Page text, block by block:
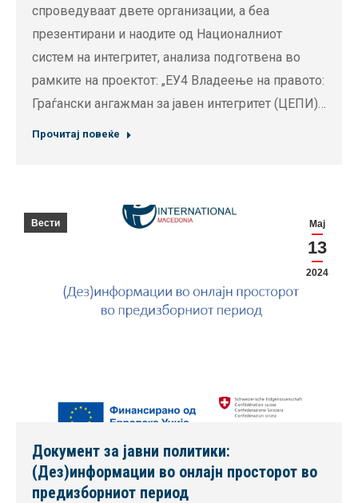
спроведуваат двете организации, а беа
презентирани и наодите од Националниот
систем на интегритет, анализа подготвена во
рамките на проектот: „ЕУ4 Владеење на правото:
Граѓански ангажман за јавен интегритет (ЦЕПИ)…
Прочитај повеќе
Мај
13
2024
Вести
Документ за јавни политики:
(Дез)информации во онлајн просторот во
предизборниот период